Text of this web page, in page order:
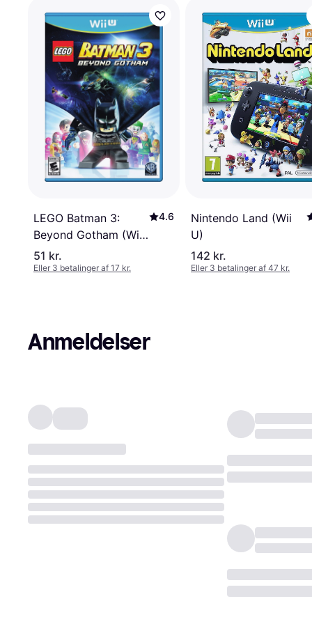
LEGO Batman 3:
Beyond Gotham (Wii
U)
4.6
51 kr.
Eller 3 betalinger af 17 kr.
Nintendo Land (Wii
U)
142 kr.
Eller 3 betalinger af 47 kr.
Anmeldelser